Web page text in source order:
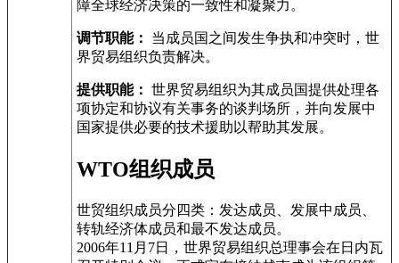
障全球经济决策的一致性和凝聚力。
调节职能：
当成员国之间发生争执和冲突时，世
界贸易组织负责解决。
提供职能： 世界贸易组织为其成员国提供处理各
项协定和协议有关事务的谈判场所，并向发展中
国家提供必要的技术援助以帮助其发展。
WTO组织成员
世贸组织成员分四类：发达成员、发展中成员、
转轨经济体成员和最不发达成员。
2006年11月7日，世界贸易组织总理事会在日内瓦